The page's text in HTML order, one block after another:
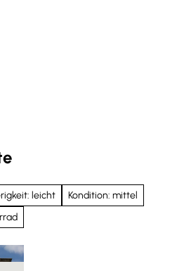
leicht
Kondition: mittel